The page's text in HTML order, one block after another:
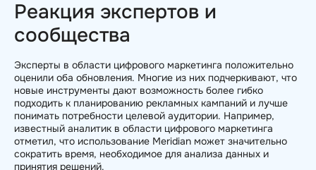
Реакция экспертов и
сообщества
Эксперты в области цифрового маркетинга положительно
оценили оба обновления. Многие из них подчеркивают, что
новые инструменты дают возможность более гибко
подходить к планированию рекламных кампаний и лучше
понимать потребности целевой аудитории. Например,
известный аналитик в области цифрового маркетинга
отметил, что использование Meridian может значительно
сократить время, необходимое для анализа данных и
принятия решений.